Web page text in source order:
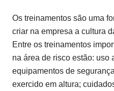
Os treinamentos são uma
criar na empresa a cultura
Entre os treinamentos
na área de risco estão: uso
equipamentos de
exercido em altura;